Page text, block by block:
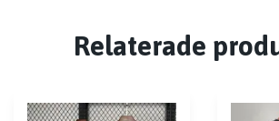
Relaterade